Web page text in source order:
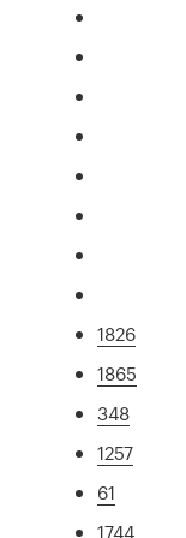
1826
1865
348
1257
61
1744